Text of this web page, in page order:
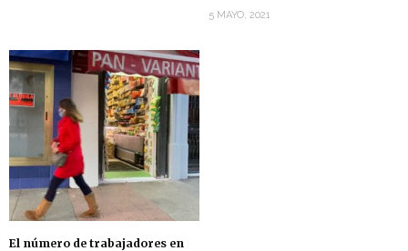
5 MAYO, 2021
El número de trabajadores en